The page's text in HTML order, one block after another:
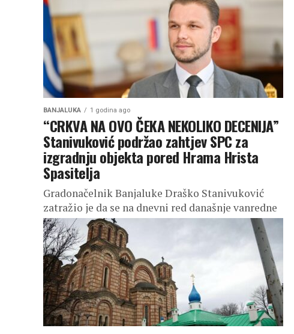
BANJALUKA 1 godina ago
“CRKVA NA OVO ČEKA NEKOLIKO DECENIJA”
Stanivuković podržao zahtjev SPC za
izgradnju objekta pored Hrama Hrista
Spasitelja
Gradonačelnik Banjaluke Draško Stanivuković
zatražio je da se na dnevni red današnje vanredne
sjednice na zahtjev Srpske pravoslavne crkve
uvrsti tačka o Prijedlogu izmjene regulacionog
plana...